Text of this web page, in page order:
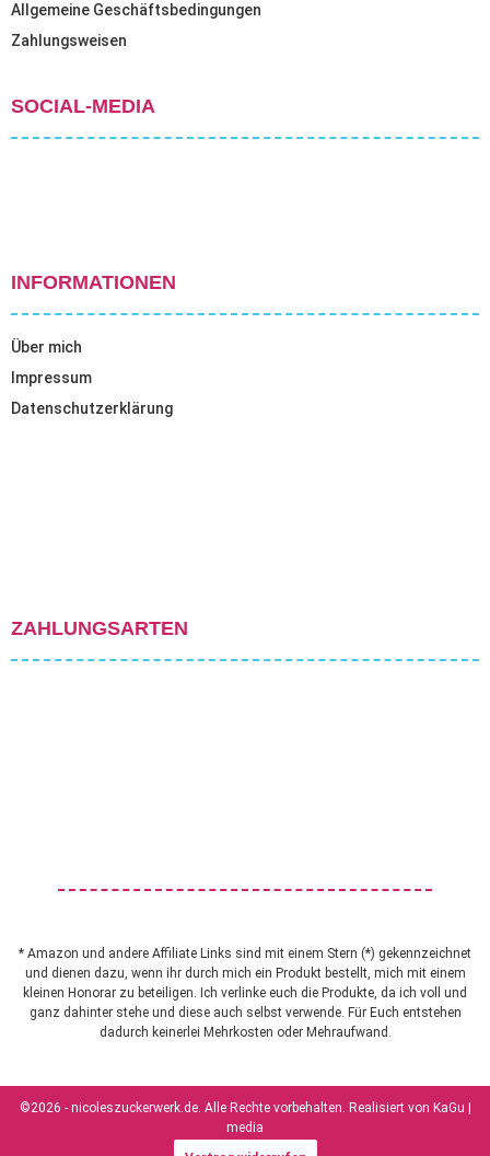
Allgemeine Geschäftsbedingungen
Zahlungsweisen
SOCIAL-MEDIA
INFORMATIONEN
Über mich
Impressum
Datenschutzerklärung
ZAHLUNGSARTEN
* Amazon und andere Affiliate Links sind mit einem Stern (*) gekennzeichnet
und dienen dazu, wenn ihr durch mich ein Produkt bestellt, mich mit einem
kleinen Honorar zu beteiligen. Ich verlinke euch die Produkte, da ich voll und
ganz dahinter stehe und diese auch selbst verwende. Für Euch entstehen
dadurch keinerlei Mehrkosten oder Mehraufwand.
©2026 - nicoleszuckerwerk.de. Alle Rechte vorbehalten. Realisiert von KaGu |
media